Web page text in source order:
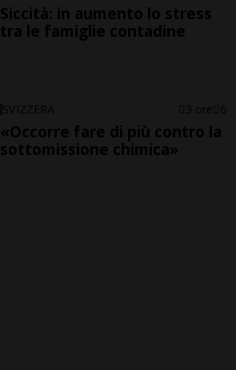
Siccità: in aumento lo stress
tra le famiglie contadine
SVIZZERA 3 ore 6
«Occorre fare di più contro la
sottomissione chimica»